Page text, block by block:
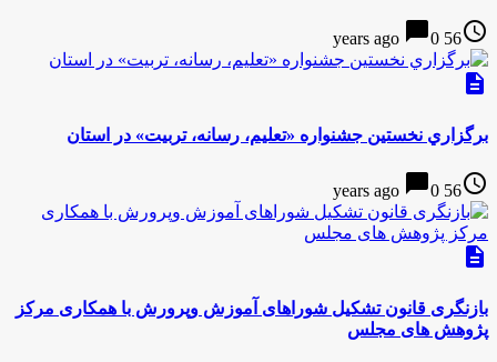
access_time
56 years ago
chat_bubble0
description
برگزاري نخستین جشنواره «تعلیم، رسانه، تربیت» در استان
access_time
56 years ago
chat_bubble0
description
بازنگری قانون تشکیل شوراهای آموزش وپرورش با همکاری مرکز
پژوهش های مجلس